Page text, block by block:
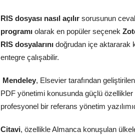
RIS dosyası nasıl açılır sorusunun
programı olarak en popüler seçenek
RIS dosyalarını doğrudan içe aktararak
entegre çalışabilir.
Mendeley, Elsevier tarafından
PDF yönetimi konusunda güçlü özellikler
profesyonel bir referans yönetim
Citavi, özellikle Almanca konuşulan